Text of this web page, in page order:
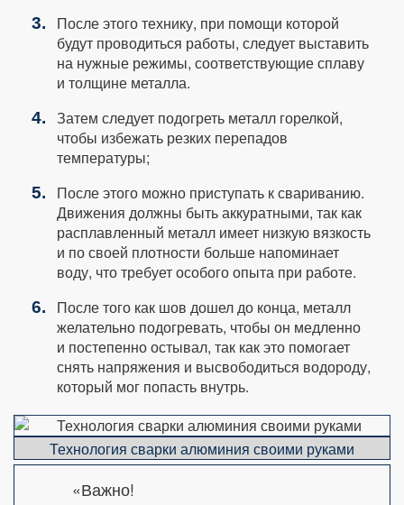
После этого технику, при помощи которой
будут проводиться работы, следует выставить
на нужные режимы, соответствующие сплаву
и толщине металла.
Затем следует подогреть металл горелкой,
чтобы избежать резких перепадов
температуры;
После этого можно приступать к свариванию.
Движения должны быть аккуратными, так как
расплавленный металл имеет низкую вязкость
и по своей плотности больше напоминает
воду, что требует особого опыта при работе.
После того как шов дошел до конца, металл
желательно подогревать, чтобы он медленно
и постепенно остывал, так как это помогает
снять напряжения и высвободиться водороду,
который мог попасть внутрь.
Технология сварки алюминия своими руками
«Важно!